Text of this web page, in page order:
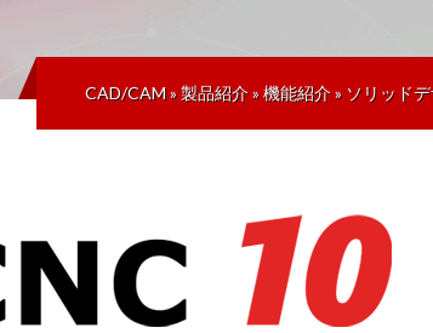
CAD/CAM»製品紹介»機能紹介» ソリッド